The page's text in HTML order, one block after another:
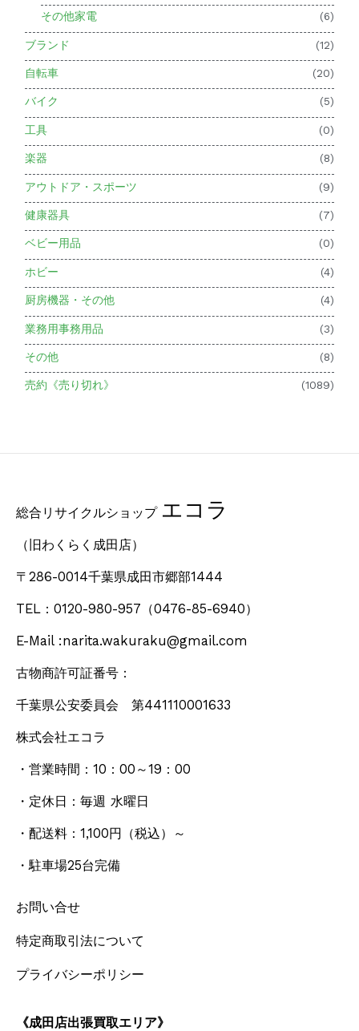
その他家電
(6)
ブランド (12)
自転車 (20)
バイク (5)
工具 (0)
楽器 (8)
アウトドア・スポーツ (9)
健康器具 (7)
ベビー用品 (0)
ホビー (4)
厨房機器・その他 (4)
業務用事務用品 (3)
その他 (8)
売約《売り切れ》 (1089)
総合リサイクルショップ エコラ
（旧わくらく成田店）
〒286-0014千葉県成田市郷部1444
TEL：0120-980-957 （0476-85-6940）
E-Mail :narita.wakuraku@gmail.com
古物商許可証番号：
千葉県公安委員会 第441110001633
株式会社エコラ
・営業時間：10：00～19：00
・定休日：毎週 水曜日
・配送料：1,100円 （税込） ～
・駐車場25台完備
お問い合せ
特定商取引法について
プライバシーポリシー
《成田店出張買取エリア》